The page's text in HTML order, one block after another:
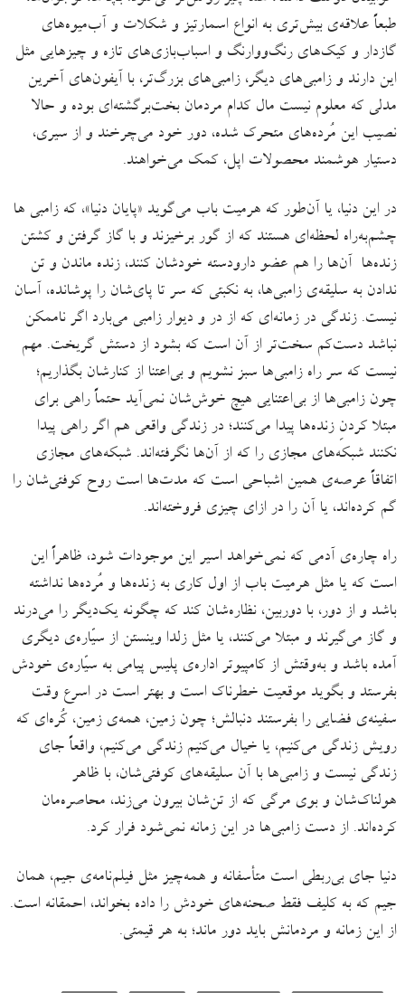
طبعاً علاقه‌ی بیش‌تری به انواع اسمارتیز و شکلات و آب‌میوه‌های
گازدار و کیک‌های رنگ‌ووارنگ و اسباب‌بازی‌های تازه و چیزهایی مثل
این دارند و زامبی‌های دیگر، زامبی‌های بزرگ‌تر، با آیفون‌های آخرین
مدلی که معلوم نیست مال کدام مردمان بخت‌برگشته‌ای بوده و حالا
نصیب این مُرده‌های متحرک شده، دور خود می‌چرخند و از سیری،
دستیار هوشمند محصولات اپل، کمک می‌خواهند.
در این دنیا، یا آن‌طور که هرمیت باب می‌گوید «پایان دنیا»، که زامبی ها
چشم‌به‌راه لحظه‌ای هستند که از گور برخیزند و با گاز گرفتن و کشتن
زنده‌ها آن‌ها را هم عضو دارودسته‌ خودشان کنند، زنده ماندن و تن
ندادن به سلیقه‌ی زامبی‌ها، به نکبتی که سر تا پای‌شان را پوشانده، آسان
نیست. زندگی در زمانه‌ای که از در و دیوار زامبی‌ می‌بارد اگر ناممکن
نباشد دست‌کم سخت‌تر از آن است که بشود از دستش گریخت. مهم
نیست که سر راه زامبی‌ها سبز نشویم و بی‌اعتنا از کنارشان بگذاریم؛
چون زامبی‌ها از بی‌اعتنایی هیچ خوش‌شان نمی‌آید حتماً راهی برای
مبتلا کردنِ زنده‌ها پیدا می‌کنند؛ در زندگی واقعی هم اگر راهی پیدا
نکنند شبکه‌های مجازی را که از آن‌ها نگرفته‌اند. شبکه‌های مجازی
اتفاقاً عرصه‌ی همین اشباحی است که مدت‌ها است روح کوفتی‌شان را
گم کرده‌اند، یا آن را در ازای چیزی فروخته‌اند.
راه چاره‌ی آدمی که نمی‌خواهد اسیر این موجودات شود، ظاهراً این
است که یا مثل هرمیت باب از اول کاری به زنده‌ها و مُرده‌ها نداشته
باشد و از دور، با دوربین، نظاره‌شان کند که چگونه یک‌دیگر را می‌درند
و گاز می‌گیرند و مبتلا می‌‌کنند، یا مثل زلدا وینستن از سیّاره‌ی دیگری
آمده باشد و به‌وقتش از کامپیوتر اداره‌ی پلیس پیامی به سیّاره‌ی خودش
بفرستد و بگوید موقعیت خطرناک است و بهتر است در اسرع وقت
سفینه‌ی فضایی را بفرستند دنبالش؛ چون زمین، همه‌ی زمین، کُره‌ای که
رویش زندگی می‌کنیم، یا خیال می‌کنیم زندگی می‌کنیم، واقعاً جای
زندگی نیست و زامبی‌ها با آن سلیقه‌های کوفتی‌شان، با ظاهر
هولناک‌شان و بوی مرگی که از تن‌شان بیرون می‌زند، محاصره‌مان
کرده‌اند. از دست زامبی‌ها در این زمانه‌ نمی‌شود فرار کرد.
دنیا جای بی‌ربطی است متأسفانه و همه‌چیز مثل فیلم‌نامه‌ی جیم، همان
جیم که به کلیف فقط صحنه‌های خودش را داده بخواند، احمقانه است.
از این زمانه و مردمانش باید دور ماند؛ به هر قیمتی.